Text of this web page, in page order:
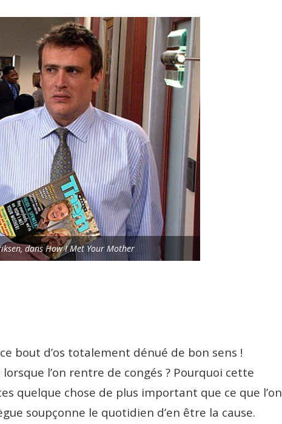
dans How I Met Your Mother
bout d’os totalement dénué de bon sens !
l’on rentre de congés ? Pourquoi cette
quelque chose de plus important que ce que l’on
soupçonne le quotidien d’en être la cause.